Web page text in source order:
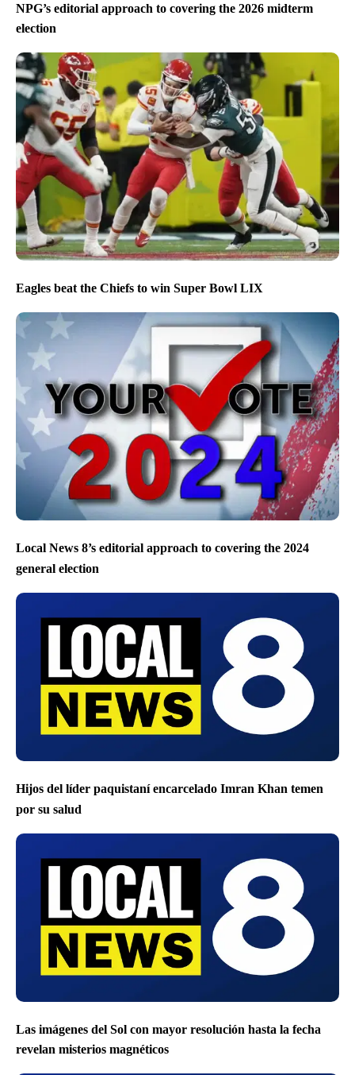
NPG’s editorial approach to covering the 2026 midterm
election
Eagles beat the Chiefs to win Super Bowl LIX
Local News 8’s editorial approach to covering the 2024
general election
Hijos del líder paquistaní encarcelado Imran Khan temen
por su salud
Las imágenes del Sol con mayor resolución hasta la fecha
revelan misterios magnéticos